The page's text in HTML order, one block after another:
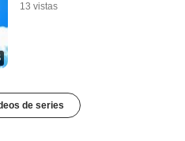
13 vistas
de series